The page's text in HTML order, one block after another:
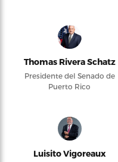
Thomas Rivera Schatz
Presidente del Senado de
Puerto Rico
Luisito Vigoreaux